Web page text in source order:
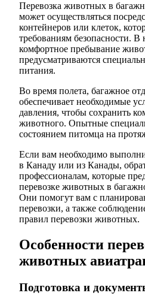
Перевозка животных в
может осуществляться
контейнеров или клеток,
требованиям безопасности. В
комфортное пребывание
предусматриваются
питания.
Во время полета, багажное
обеспечивает необходимые
давления, чтобы сохранить
животного. Опытные
состоянием питомца на
Если вам необходимо
в Канаду или из Канады,
профессионалам, которые
перевозке животных в
Они помогут вам с
перевозки, а также
правил перевозки животных.
Особенности
животных
Подготовка и